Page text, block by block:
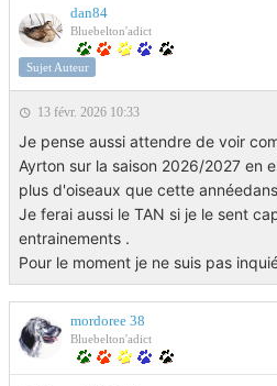
dan84
Bluebelton'adict
Sujet Auteur
13 févr. 2026 10:33
Je pense aussi attendre de voir
Ayrton sur la saison 2026/2027 en
plus d'oiseaux que cette
Je ferai aussi le TAN si je le sent
entrainements .
Pour le moment je ne suis pas
mordoree 38
Bluebelton'adict